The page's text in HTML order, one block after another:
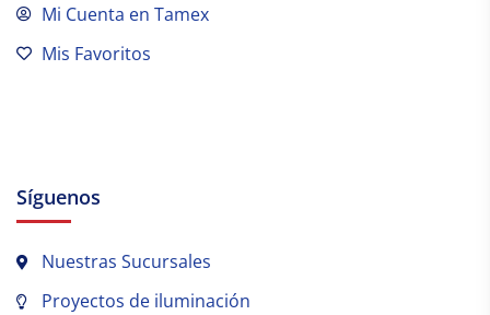
Mi Cuenta en Tamex
Mis Favoritos
Síguenos
Nuestras Sucursales
Proyectos de iluminación